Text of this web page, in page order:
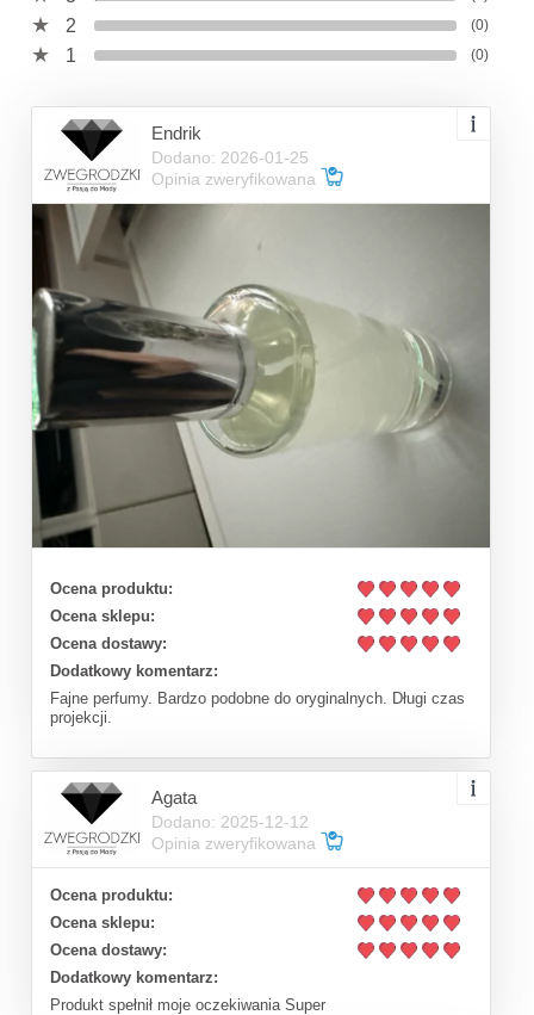
2 (0)
1 (0)
Endrik
Dodano: 2026-01-25
Opinia zweryfikowana
Ocena produktu:
Ocena sklepu:
Ocena dostawy:
Dodatkowy komentarz:
Fajne perfumy. Bardzo podobne do oryginalnych. Długi czas
projekcji.
Agata
Dodano: 2025-12-12
Opinia zweryfikowana
Ocena produktu:
Ocena sklepu:
Ocena dostawy:
Dodatkowy komentarz:
Produkt spełnił moje oczekiwania Super